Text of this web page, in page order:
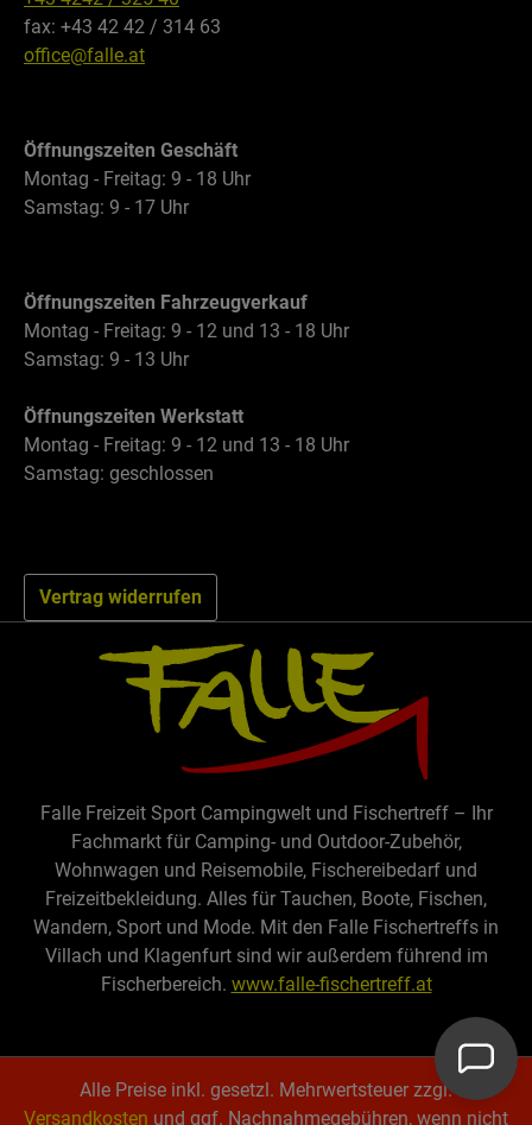
fax: +43 42 42 / 314 63
office@falle.at
Öffnungszeiten Geschäft
Montag - Freitag: 9 - 18 Uhr
Samstag: 9 - 17 Uhr
Öffnungszeiten Fahrzeugverkauf
Montag - Freitag: 9 - 12 und 13 - 18 Uhr
Samstag: 9 - 13 Uhr
Öffnungszeiten Werkstatt
Montag - Freitag: 9 - 12 und 13 - 18 Uhr
Samstag: geschlossen
Vertrag widerrufen
Falle Freizeit Sport Campingwelt und Fischertreff – Ihr
Fachmarkt für Camping- und Outdoor-Zubehör,
Wohnwagen und Reisemobile, Fischereibedarf und
Freizeitbekleidung. Alles für Tauchen, Boote, Fischen,
Wandern, Sport und Mode. Mit den Falle Fischertreffs in
Villach und Klagenfurt sind wir außerdem führend im
Fischerbereich. www.falle-fischertreff.at
Alle Preise inkl. gesetzl. Mehrwertsteuer zzgl.
Versandkosten und ggf. Nachnahmegebühren, wenn nicht